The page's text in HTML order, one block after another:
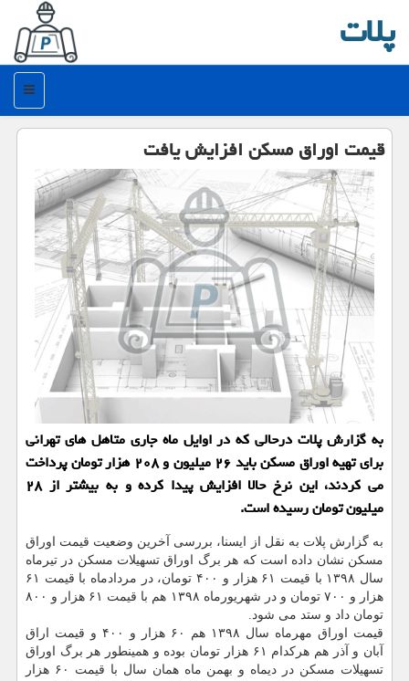
پلات
منو
قیمت اوراق مسكن افزایش یافت
به گزارش پلات درحالی که در اوایل ماه جاری متاهل های تهرانی
برای تهیه اوراق مسکن باید ۲۶ میلیون و ۲۰۸ هزار تومان پرداخت
می کردند، این نرخ حالا افزایش پیدا کرده و به بیشتر از ۲۸
میلیون تومان رسیده است.
به گزارش پلات به نقل از ایسنا، بررسی آخرین وضعیت قیمت اوراق
مسکن نشان داده است که هر برگ اوراق تسهیلات مسکن در تیرماه
سال ۱۳۹۸ با قیمت ۶۱ هزار و ۴۰۰ تومان، در مردادماه با قیمت ۶۱
هزار و ۷۰۰ تومان و در شهریورماه ۱۳۹۸ هم با قیمت ۶۱ هزار و ۸۰۰
تومان داد و ستد می شود.
قیمت اوراق مهرماه سال ۱۳۹۸ هم ۶۰ هزار و ۴۰۰ و قیمت اراق
آبان و آذر هم هرکدام ۶۱ هزار تومان بوده و همینطور هر برگ اوراق
تسهیلات مسکن در دیماه و بهمن ماه همان سال با قیمت ۶۰ هزار